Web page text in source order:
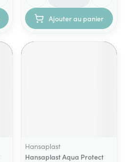
Ajouter au panier
Hansaplast
Hansaplast Aqua Protect